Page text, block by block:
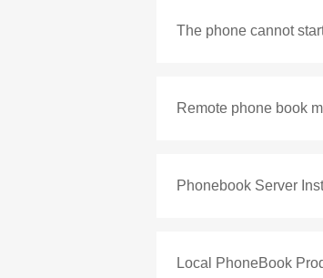
The phone cannot
Remote phone book
Phonebook Server
Local PhoneBook